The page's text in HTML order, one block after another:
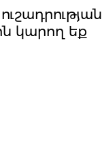
կարող եք